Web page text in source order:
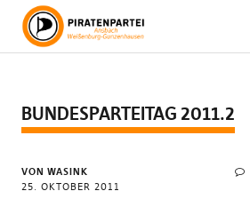
BUNDESPARTEITAG 2011.2
VON WASINK
25. OKTOBER 2011